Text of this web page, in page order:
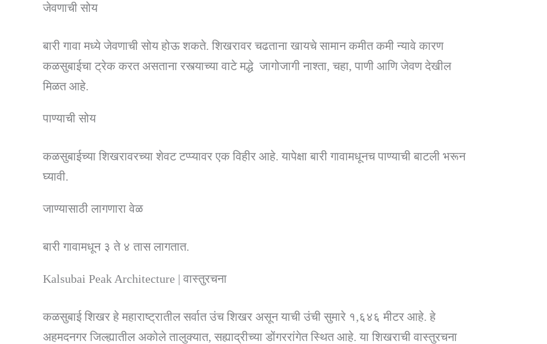
जेवणाची सोय
बारी गावा मध्ये जेवणाची सोय होऊ शकते. शिखरावर चढताना खायचे सामान कमीत कमी न्यावे कारण
कळसुबाईचा ट्रेक करत असताना रस्त्याच्या वाटे मद्धे जागोजागी नाश्ता, चहा, पाणी आणि जेवण देखील
मिळत आहे.
पाण्याची सोय
कळसुबाईच्या शिखरावरच्या शेवट टप्प्यावर एक विहीर आहे. यापेक्षा बारी गावामधूनच पाण्याची बाटली भरून
घ्यावी.
जाण्यासाठी लागणारा वेळ
बारी गावामधून ३ ते ४ तास लागतात.
Kalsubai Peak Architecture | वास्तुरचना
कळसुबाई शिखर हे महाराष्ट्रातील सर्वात उंच शिखर असून याची उंची सुमारे १,६४६ मीटर आहे. हे
अहमदनगर जिल्ह्यातील अकोले तालुक्यात, सह्याद्रीच्या डोंगररांगेत स्थित आहे. या शिखराची वास्तुरचना